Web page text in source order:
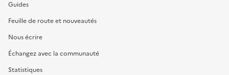
Guides
Feuille de route et nouveautés
Nous écrire
Échangez avec la communauté
Statistiques